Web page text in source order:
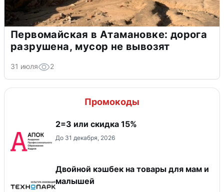
Первомайская в Атамановке: дорога
разрушена, мусор не вывозят
31 июля 2
Промокоды
2=3 или скидка 15%
До 31 декабря, 2026
Двойной кэшбек на товары для мам и
малышей